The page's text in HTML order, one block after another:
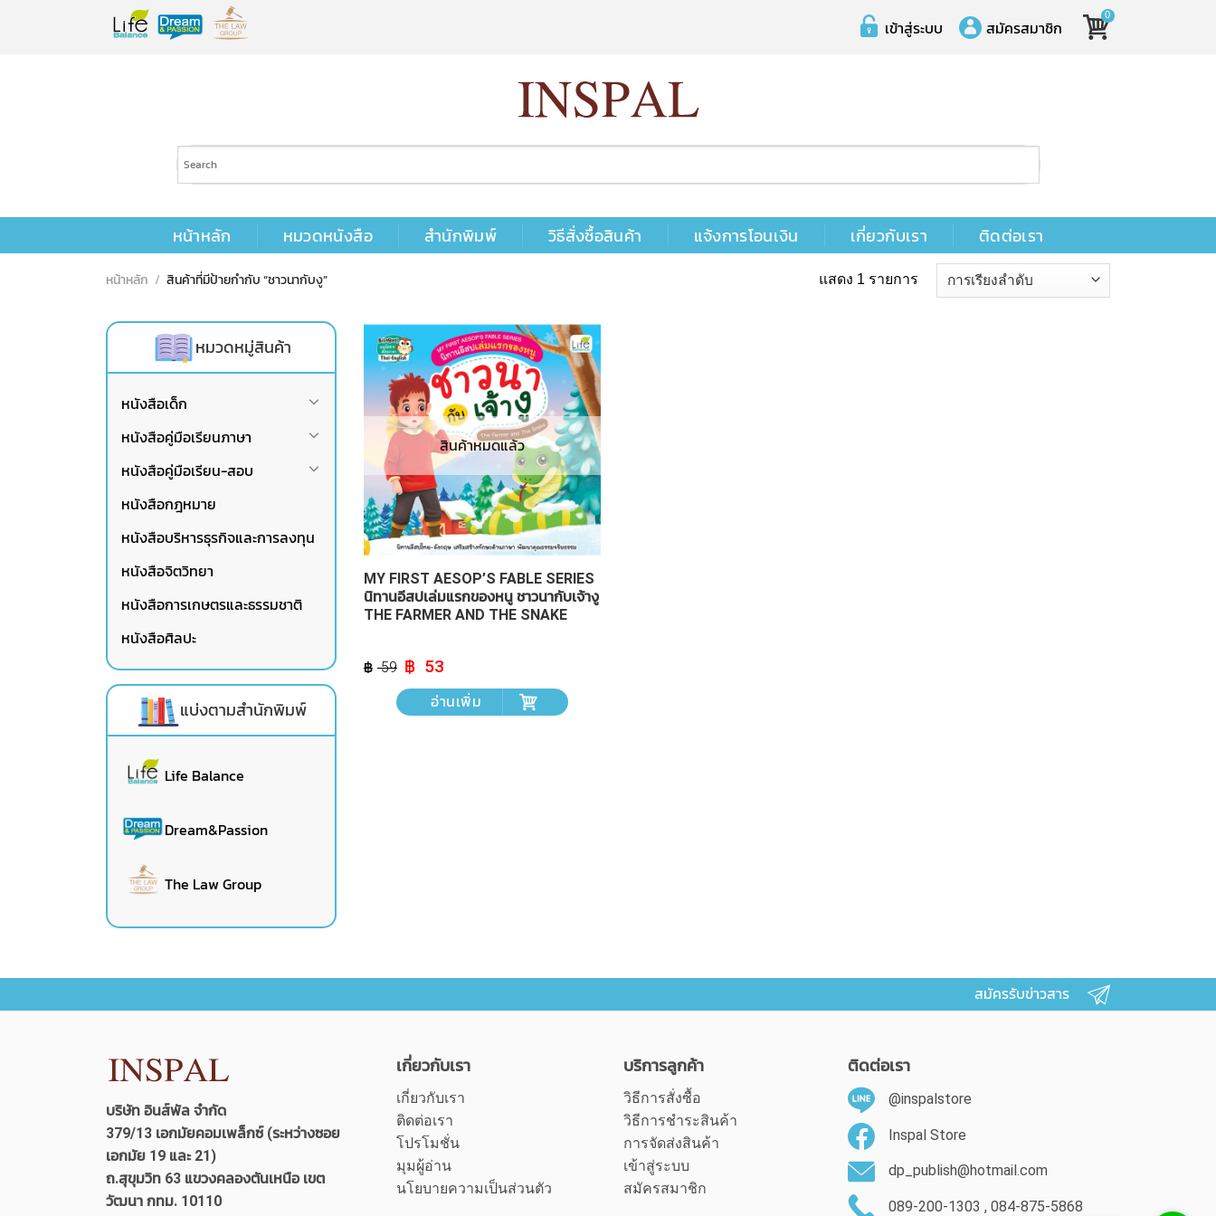
เข้าสู่ระบบ สมัครสมาชิก
0
หน้าหลัก หมวดหนังสือ สำนักพิมพ์ วิธีสั่งซื้อสินค้า แจ้งการโอนเงิน เกี่ยวกับเรา ติดต่อเรา
หน้าหลัก / สินค้าที่มีป้ายกำกับ “ชาวนากับงู” แสดง 1 รายการ
หมวดหมู่สินค้า
หนังสือเด็ก
หนังสือคู่มือเรียนภาษา
หนังสือคู่มือเรียน-สอบ
หนังสือกฎหมาย
หนังสือบริหารธุรกิจและการลงทุน
หนังสือจิตวิทยา
หนังสือการเกษตรและธรรมชาติ
หนังสือศิลปะ
แบ่งตามสำนักพิมพ์
Life Balance
Dream&Passion
The Law Group
สินค้าหมดแล้ว
MY FIRST AESOP’S FABLE SERIES
นิทานอีสปเล่มแรกของหนู ชาวนากับเจ้างู
THE FARMER AND THE SNAKE
59 Original
price
was:
53Current
price
is:
฿ 53.
อ่านเพิ่ม
สมัครรับข่าวสาร
บริษัท อินส์พัล จำกัด
379/13 เอกมัยคอมเพล็กซ์ (ระหว่างซอย
เอกมัย 19 และ 21)
ถ.สุขุมวิท 63 แขวงคลองตันเหนือ เขต
วัฒนา กทม. 10110
เกี่ยวกับเรา
เกี่ยวกับเรา
ติดต่อเรา
โปรโมชั่น
มุมผู้อ่าน
นโยบายความเป็นส่วนตัว
บริการลูกค้า
วิธีการสั่งซื้อ
วิธีการชำระสินค้า
การจัดส่งสินค้า
เข้าสู่ระบบ
สมัครสมาชิก
ติดต่อเรา
@inspalstore
Inspal Store
dp_publish@hotmail.com
089-200-1303 , 084-875-5868